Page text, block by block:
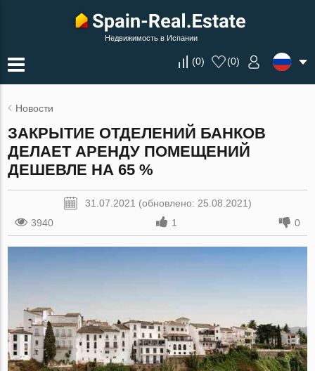
Недвижимость в Испании
(0) (0)
Новости
ЗАКРЫТИЕ ОТДЕЛЕНИЙ БАНКОВ
ДЕЛАЕТ АРЕНДУ ПОМЕЩЕНИЙ
ДЕШЕВЛЕ НА 65 %
31.07.2021 (обновлено: 25.08.2021)
3940
1 0